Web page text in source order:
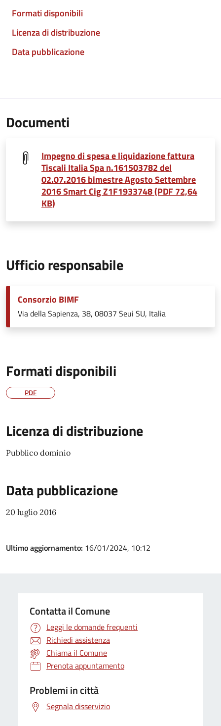
Formati disponibili
Licenza di distribuzione
Data pubblicazione
Documenti
Impegno di spesa e liquidazione fattura
Tiscali Italia Spa n.161503782 del
02.07.2016 bimestre Agosto Settembre
2016 Smart Cig Z1F1933748 (PDF 72,64
KB)
Ufficio responsabile
Consorzio BIMF
Via della Sapienza, 38, 08037 Seui SU, Italia
Formati disponibili
PDF
Licenza di distribuzione
Pubblico dominio
Data pubblicazione
20 luglio 2016
Ultimo aggiornamento: 16/01/2024, 10:12
Contatta il Comune
Leggi le domande frequenti
Richiedi assistenza
Chiama il Comune
Prenota appuntamento
Problemi in città
Segnala disservizio